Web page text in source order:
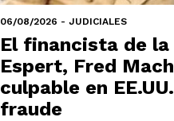
06/08/2026 - JUDICIALES
El financista de la
Espert, Fred
culpable en
fraude